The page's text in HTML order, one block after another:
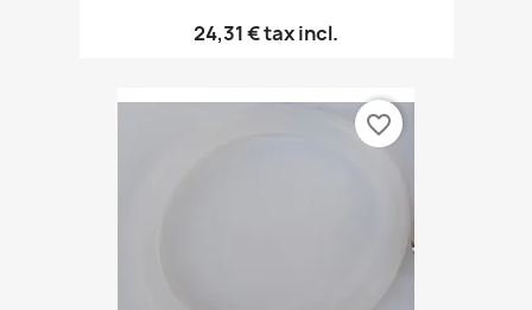
24,31 €tax incl.
favorite_border